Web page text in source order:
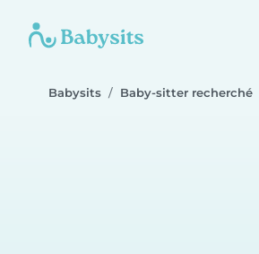
Babysits Baby-sitter recherché